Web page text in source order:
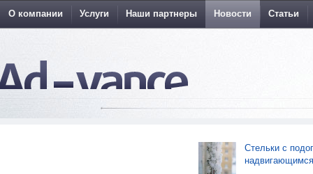
О компании Услуги Наши партнеры Новости Статьи
Стельки с